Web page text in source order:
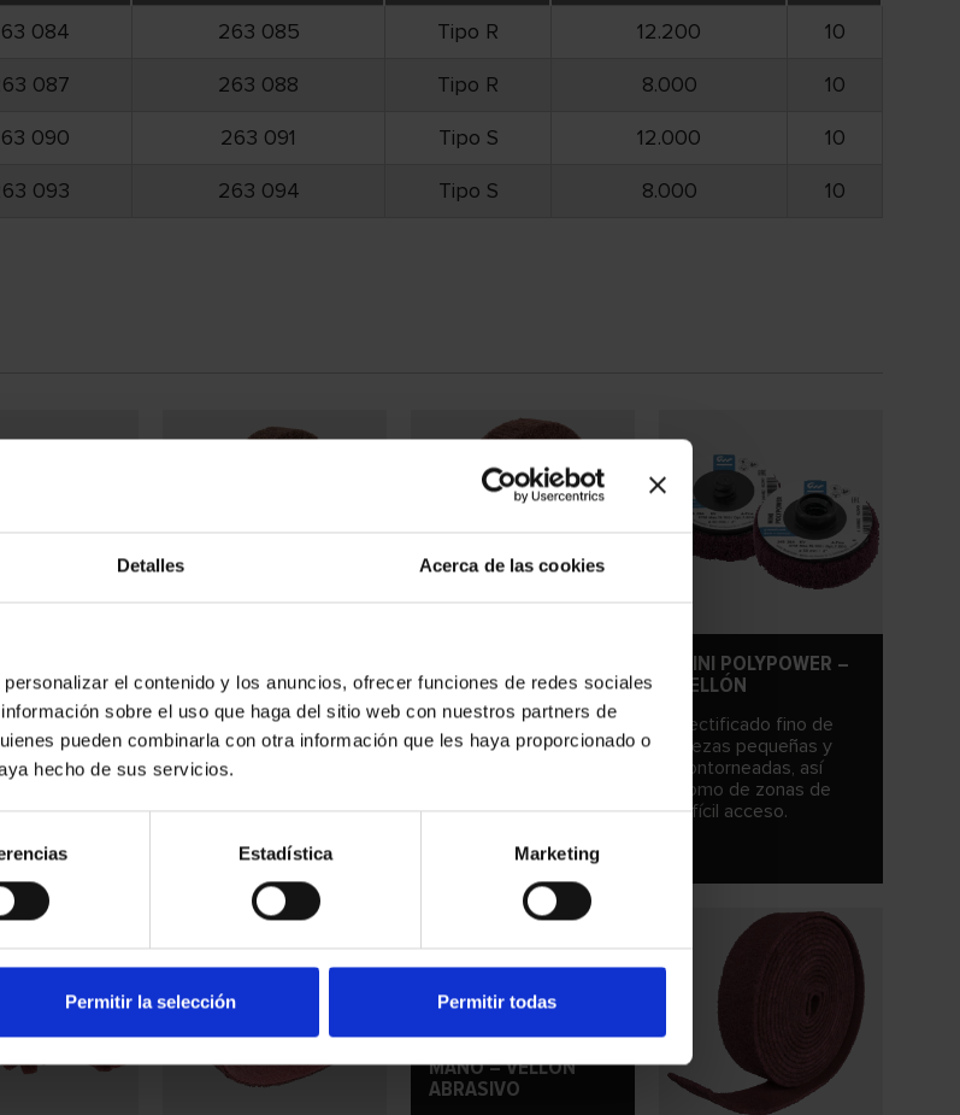
Detalles Acerca de las cookies
el contenido y los anuncios, ofrecer funciones de redes sociales
sobre el uso que haga del sitio web con nuestros partners de
pueden combinarla con otra información que les haya proporcionado o
hecho de sus servicios.
Estadística Marketing
Permitir la selección Permitir todas
084 263 085 Tipo R 12.200
10
087 263 088 Tipo R 8.000
10
090 263 091 Tipo S 12.000
10
093 263 094 Tipo S 8.000 10
– SCM
de
M14 – VELLÓN
Mateado, satinado o
para limpieza y
preparación.
VELLÓN
Acabado ideal en
grandes superficies.
MINI POLYPOWER –
VELLÓN
Rectificado fino de
piezas pequeñas y
contorneadas, así
como de zonas de
difícil acceso.
ALMOHADILLAS DE
MANO – VELLÓN
ABRASIVO